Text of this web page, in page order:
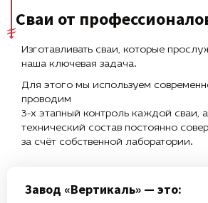
Сваи от
Изготавливать сваи, которые
наша ключевая задача.
Для этого мы используем
проводим
3-х этапный контроль каждой сваи,
технический состав постоянно
за счёт собственной лаборатории.
Завод «Вертикаль» — это: